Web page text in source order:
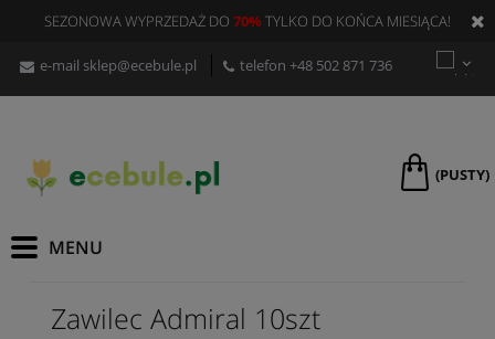
SEZONOWA WYPRZEDAŻ DO 70%TYLKO DO KOŃCA MIESIĄCA!
e-mail sklep@ecebule.pl telefon +48 502 871 736
(PUSTY)
Zawilec Admiral 10szt